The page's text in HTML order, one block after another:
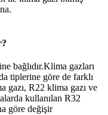
bağlıdır.Klima gazları
tiplerine göre de farklı
gazı, R22 klima gazı ve
kullanılan R32
göre değişir